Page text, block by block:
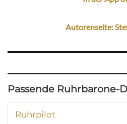
Autorenseite:
Passende Ruhrbarone-
Ruhrpilot